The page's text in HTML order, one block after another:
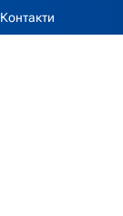
Контакти